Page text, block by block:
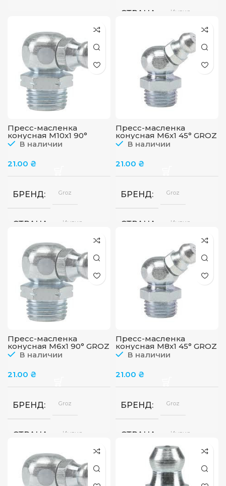
СТРАНА Индия
Пресс-масленка
конусная M10x1 90°
GROZ GFT/10/1/90
В наличии
21.00 ₴
БРЕНД Groz
СТРАНА Индия
Пресс-масленка
конусная M6x1 45° GROZ
GFT/6/1/45
В наличии
21.00 ₴
БРЕНД Groz
СТРАНА Индия
Пресс-масленка
конусная M6x1 90° GROZ
GFT/6/1/90
В наличии
21.00 ₴
БРЕНД Groz
СТРАНА Индия
Пресс-масленка
конусная M8x1 45° GROZ
GFT/8/1/45
В наличии
21.00 ₴
БРЕНД Groz
СТРАНА Индия